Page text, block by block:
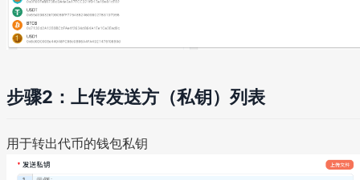
步骤2：上传发送方（私钥）列表
用于转出代币的钱包私钥